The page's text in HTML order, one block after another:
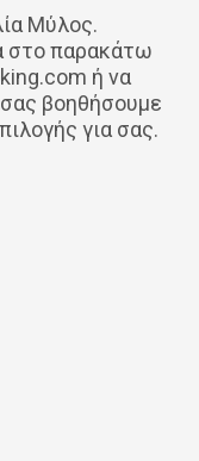
Μύλος.
στο παρακάτω
ή να
σας βοηθήσουμε
για σας.